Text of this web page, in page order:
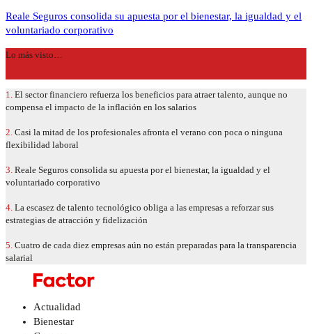
Reale Seguros consolida su apuesta por el bienestar, la igualdad y el
voluntariado corporativo
Lo más visto…
1. El sector financiero refuerza los beneficios para atraer talento, aunque no
compensa el impacto de la inflación en los salarios
2. Casi la mitad de los profesionales afronta el verano con poca o ninguna
flexibilidad laboral
3. Reale Seguros consolida su apuesta por el bienestar, la igualdad y el
voluntariado corporativo
4. La escasez de talento tecnológico obliga a las empresas a reforzar sus
estrategias de atracción y fidelización
5. Cuatro de cada diez empresas aún no están preparadas para la transparencia
salarial
Actualidad
Bienestar